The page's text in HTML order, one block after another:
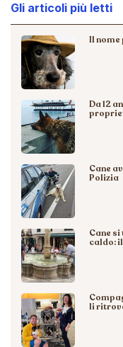
Gli articoli più letti
Il nome
Da 12
Cane
Polizia
Cane
caldo:
li